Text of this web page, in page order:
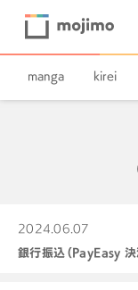
manga kirei
2024.06.07
銀行振込（PayEasy